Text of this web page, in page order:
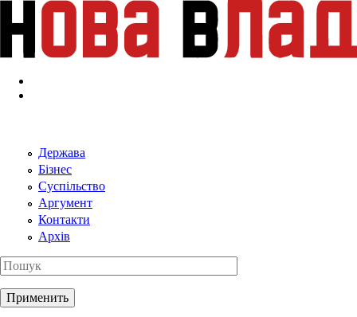
Перейти к основному содержанию
Держава
Бізнес
Суспільство
Аргумент
Контакти
Архів